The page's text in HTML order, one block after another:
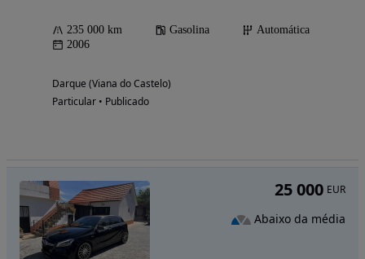
235 000 km Gasolina
Automática
2006
Darque (Viana do Castelo)
Particular • Publicado
25 000 EUR
Abaixo da média